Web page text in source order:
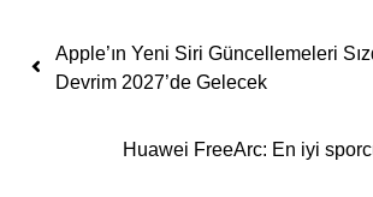
Yazı dolaşımı
Apple’ın Yeni Siri Güncellemeleri
Devrim 2027’de Gelecek
Huawei FreeArc: En iyi